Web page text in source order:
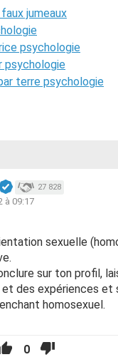
jumeaux
psychologie
psychologie
terre psychologie
27 828
à 09:17
sexuelle
sur ton profil,
des expériences et
homosexuel.
0